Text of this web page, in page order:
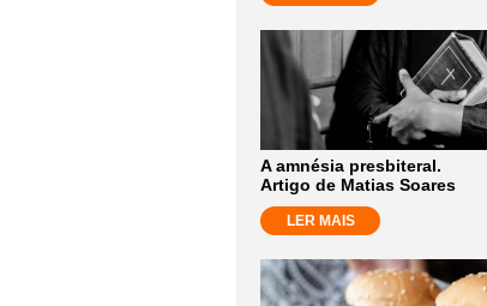
A amnésia presbiteral.
Artigo de Matias Soares
LER MAIS